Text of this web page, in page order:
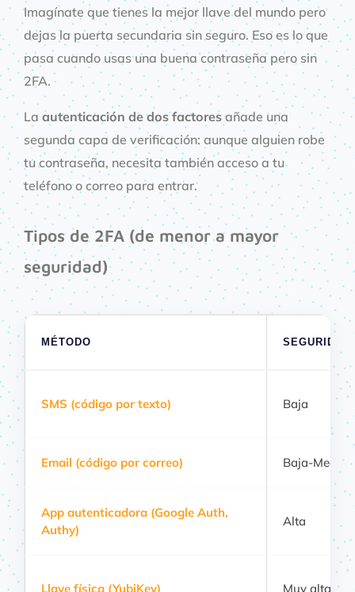
Imagínate que tienes la mejor llave del mundo pero
dejas la puerta secundaria sin seguro. Eso es lo que
pasa cuando usas una buena contraseña pero sin
2FA.
La autenticación de dos factoresañade una
segunda capa de verificación: aunque alguien robe
tu contraseña, necesita también acceso a tu
teléfono o correo para entrar.
Tipos de 2FA (de menor a mayor
seguridad)
MÉTODO SEGURIDAD
SMS (código por texto) Baja
Email (código por correo) Baja-Media
App autenticadora (Google Auth,
Authy)
Alta
Llave física (YubiKey) Muy alta